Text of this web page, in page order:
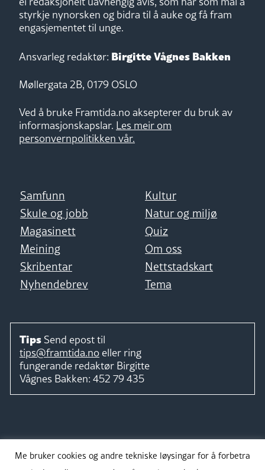
styrkje nynorsken og bidra til å auke og få fram
engasjementet til unge.
Ansvarleg redaktør: Birgitte Vågnes Bakken
Møllergata 2B, 0179 OSLO
Ved å bruke Framtida.no aksepterer du bruk av
informasjonskapslar. Les meir om
personvernpolitikken vår.
Samfunn
Kultur
Skule og jobb
Natur og miljø
Magasinett
Quiz
Meining
Om oss
Skribentar
Nettstadskart
Nyhendebrev
Tema
Tips Send epost til
tips@framtida.no eller ring
fungerande redaktør Birgitte
Vågnes Bakken: 452 79 435
Me bruker cookies og andre tekniske løysingar for å forbetra